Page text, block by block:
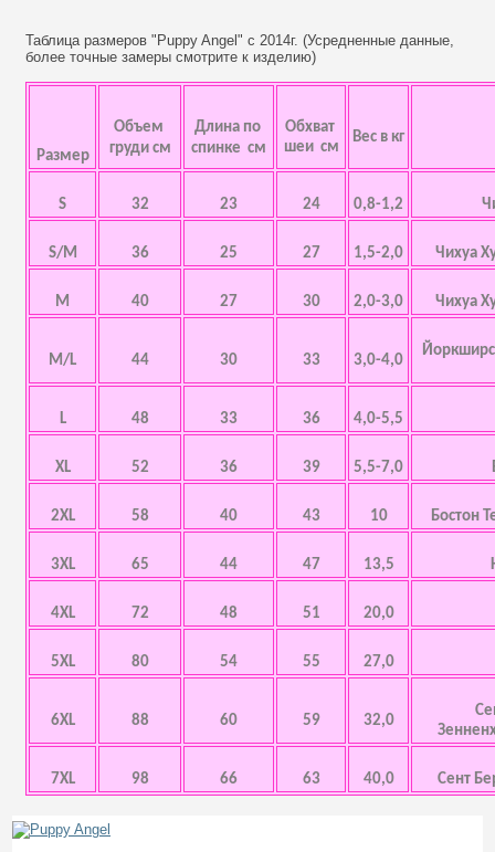
Таблица размеров "Puppy Angel" с 2014г. (Усредненные данные,
более точные замеры смотрите к изделию)
Размер
Объем
груди см
Длина по
спинке см
Обхват
шеи см
Вес в кг
S 32 23 24 0,8-1,2
S/M 36 25 27 1,5-2,0 Чихуа
M 40 27 30 2,0-3,0 Чихуа
M/L 44 30 33 3,0-4,0
L 48 33 36 4,0-5,5
XL 52 36 39 5,5-7,0
2XL 58 40 43 10 Бостон
3XL 65 44 47 13,5
4XL 72 48 51 20,0
5XL 80 54 55 27,0
6XL 88 60 59 32,0
7XL 98 66 63 40,0 Сент